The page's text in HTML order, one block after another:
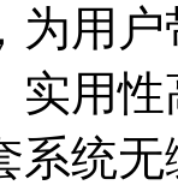
为用
实用
系统